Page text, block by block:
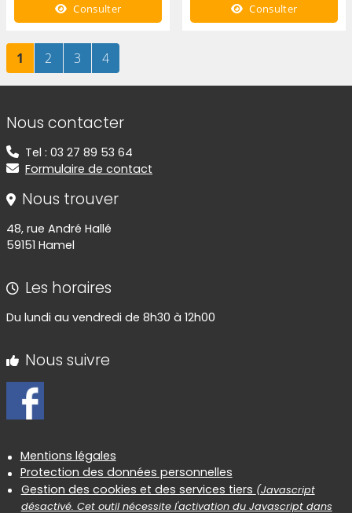
Consulter Consulter
Page
1 sur 4Page
2 sur 4Page
3sur 4Page
4sur 4
Informations de contact
Nous contacter
Tel : 03 27 89 53 64
Formulaire de contact
Nous trouver
48, rue André Hallé
59151 Hamel
Les horaires
Du lundi au vendredi de 8h30 à 12h00
Nous suivre
Informations réglementaires
Mentions légales
Protection des données personnelles
Gestion des cookies et des services tiers (Javascript
désactivé. Cet outil nécessite l'activation du Javascript dans